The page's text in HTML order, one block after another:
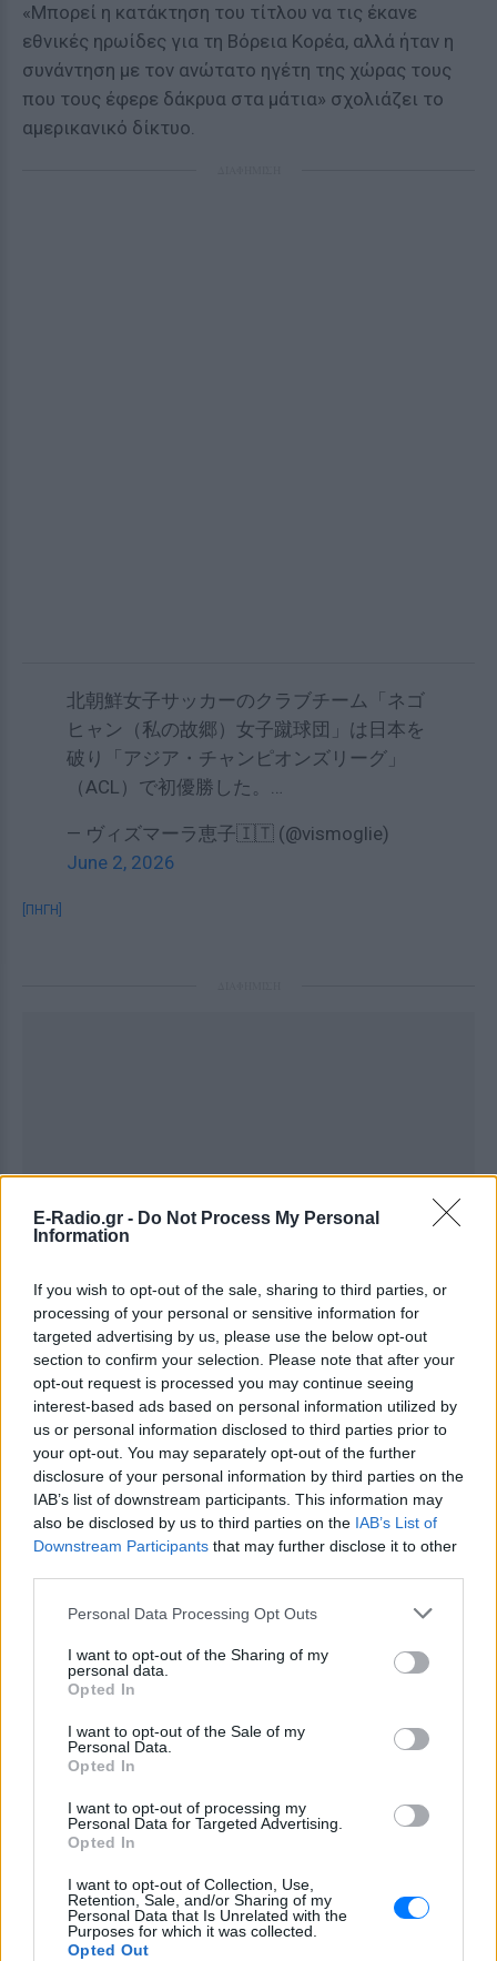
E-Radio.gr - Do Not Process My Personal
Information
If you wish to opt-out of the sale, sharing to third parties, or
processing of your personal or sensitive information for
targeted advertising by us, please use the below opt-out
section to confirm your selection. Please note that after your
opt-out request is processed you may continue seeing
interest-based ads based on personal information utilized by
us or personal information disclosed to third parties prior to
your opt-out. You may separately opt-out of the further
disclosure of your personal information by third parties on the
IAB’s list of downstream participants. This information may
also be disclosed by us to third parties on the IAB’s List of
Downstream Participants that may further disclose it to other
Personal Data Processing Opt Outs
I want to opt-out of the Sharing of my
personal data.
Opted In
I want to opt-out of the Sale of my
Personal Data.
Opted In
I want to opt-out of processing my
Personal Data for Targeted Advertising.
Opted In
I want to opt-out of Collection, Use,
Retention, Sale, and/or Sharing of my
Personal Data that Is Unrelated with the
Purposes for which it was collected.
Opted Out
«Μπορεί η κατάκτηση του τίτλου να τις έκανε
εθνικές ηρωίδες για τη Βόρεια Κορέα, αλλά ήταν η
συνάντηση με τον ανώτατο ηγέτη της χώρας τους
που τους έφερε δάκρυα στα μάτια» σχολιάζει το
αμερικανικό δίκτυο.
北朝鮮女子サッカーのクラブチーム「ネゴ
ヒャン（私の故郷）女子蹴球団」は日本を
破り「アジア・チャンピオンズリーグ」
（ACL）で初優勝した。…
— ヴィズマーラ恵子🇮🇹 (@vismoglie)
June 2, 2026
[ΠΗΓΗ]
Ακολουθήστε το E-Radio.gr στοGoogle News
και μάθετε πρώτοι τα πιο hot νέα .
Ακολουθήστε το E-Radio.gr και στο Instagram